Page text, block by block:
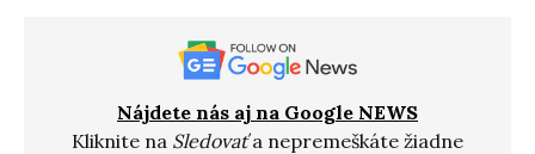
Nájdete nás aj na Google NEWS
Kliknite na Sledovaťa nepremeškáte žiadne